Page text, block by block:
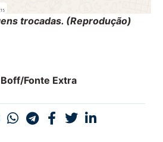
trocadas. (Reprodução)
Fonte Extra